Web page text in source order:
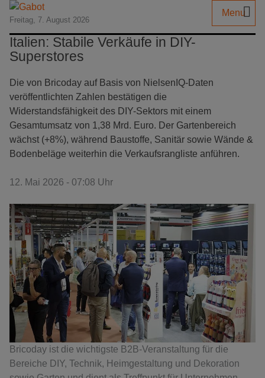
Freitag, 7. August 2026
Menu
Italien: Stabile Verkäufe in DIY-
Superstores
Die von Bricoday auf Basis von NielsenIQ-Daten
veröffentlichten Zahlen bestätigen die
Widerstandsfähigkeit des DIY-Sektors mit einem
Gesamtumsatz von 1,38 Mrd. Euro. Der Gartenbereich
wächst (+8%), während Baustoffe, Sanitär sowie Wände &
Bodenbeläge weiterhin die Verkaufsrangliste anführen.
12. Mai 2026 - 07:08 Uhr
Bricoday ist die wichtigste B2B-Veranstaltung für die
Bereiche DIY, Technik, Heimgestaltung und Dekoration